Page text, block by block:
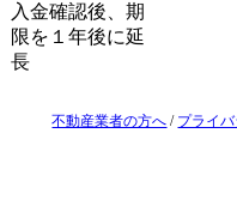
入金確認後、期
限を１年後に延
長
不動産業者の方へ / プライ